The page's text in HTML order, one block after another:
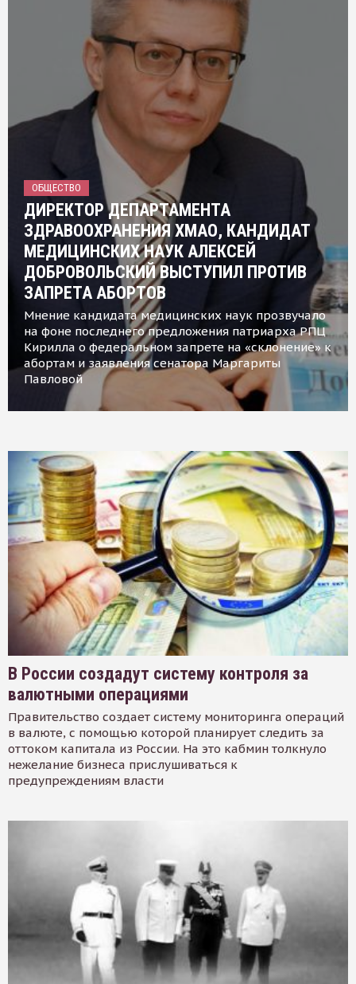
ОБЩЕСТВО
ДИРЕКТОР ДЕПАРТАМЕНТА
ЗДРАВООХРАНЕНИЯ ХМАО, КАНДИДАТ
МЕДИЦИНСКИХ НАУК АЛЕКСЕЙ
ДОБРОВОЛЬСКИЙ ВЫСТУПИЛ ПРОТИВ
ЗАПРЕТА АБОРТОВ
Мнение кандидата медицинских наук прозвучало
на фоне последнего предложения патриарха РПЦ
Кирилла о федеральном запрете на «склонение» к
абортам и заявления сенатора Маргариты
Павловой
В России создадут систему контроля за
валютными операциями
Правительство создает систему мониторинга операций
в валюте, с помощью которой планирует следить за
оттоком капитала из России. На это кабмин толкнуло
нежелание бизнеса прислушиваться к
предупреждениям власти